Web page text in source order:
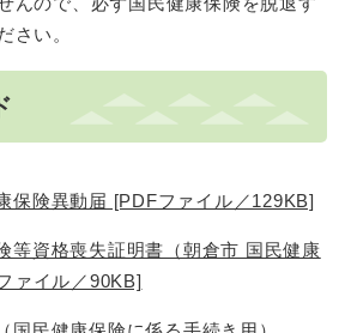
さい。
保険異動届 [PDFファイル／129KB]
等資格喪失証明書（朝倉市 国民健康
ァイル／90KB]